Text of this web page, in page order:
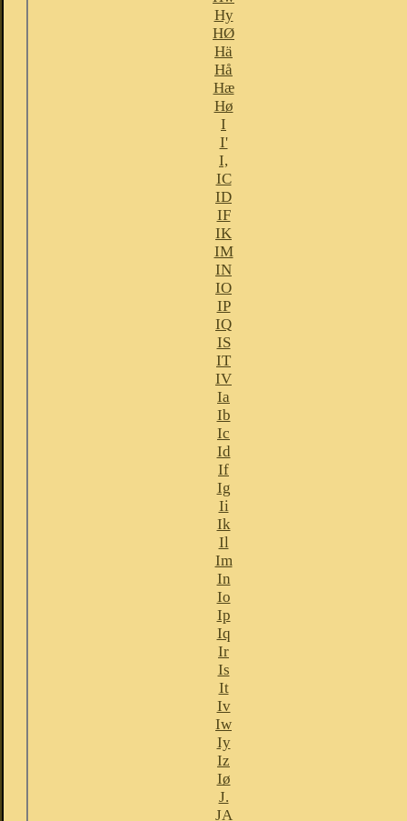
Hy
HØ
Hä
Hå
Hæ
Hø
I
I'
I,
IC
ID
IF
IK
IM
IN
IO
IP
IQ
IS
IT
IV
Ia
Ib
Ic
Id
If
Ig
Ii
Ik
Il
Im
In
Io
Ip
Iq
Ir
Is
It
Iv
Iw
Iy
Iz
Iø
J.
JA